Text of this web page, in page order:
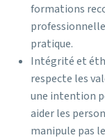
formations
pratique.
Intégrité et
respecte les
une intention
aider les
manipule pas